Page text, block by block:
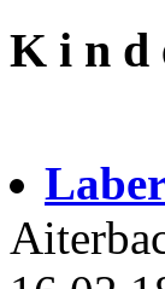
K i n d